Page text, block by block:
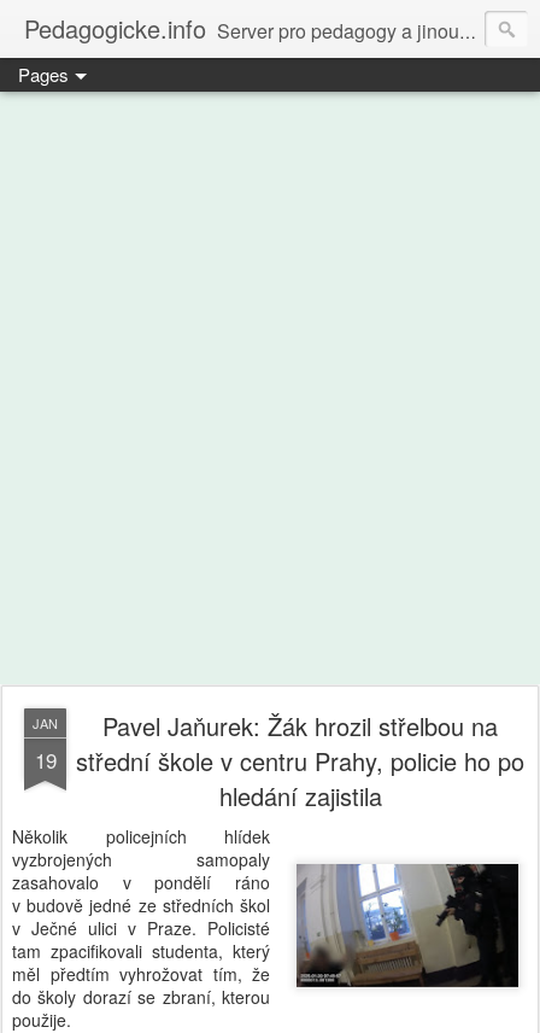
Pedagogicke.info Server pro pedagogy a jinou zvířenu
Pages
JAN
19
Pavel Jaňurek: Žák hrozil střelbou na
střední škole v centru Prahy, policie ho po
hledání zajistila
Několik policejních hlídek
vyzbrojených samopaly
zasahovalo v pondělí ráno
v budově jedné ze středních škol
v Ječné ulici v Praze. Policisté
tam zpacifikovali studenta, který
měl předtím vyhrožovat tím, že
do školy dorazí se zbraní, kterou
použije.